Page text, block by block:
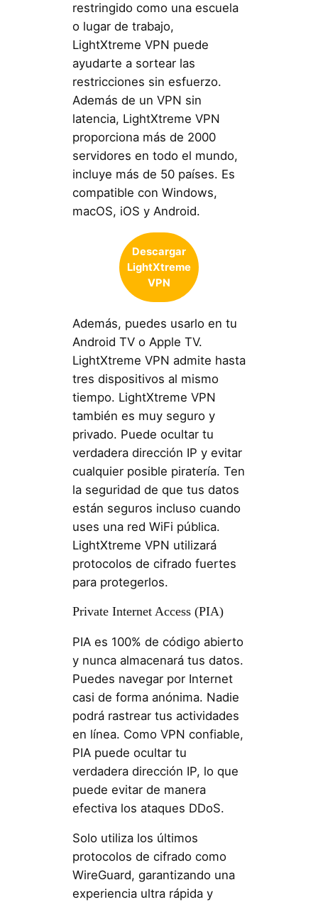
restringido como una escuela
o lugar de trabajo,
LightXtreme VPN puede
ayudarte a sortear las
restricciones sin esfuerzo.
Además de un VPN sin
latencia, LightXtreme VPN
proporciona más de 2000
servidores en todo el mundo,
incluye más de 50 países. Es
compatible con Windows,
macOS, iOS y Android.
Descargar
LightXtreme
VPN
Además, puedes usarlo en tu
Android TV o Apple TV.
LightXtreme VPN admite hasta
tres dispositivos al mismo
tiempo. LightXtreme VPN
también es muy seguro y
privado. Puede ocultar tu
verdadera dirección IP y evitar
cualquier posible piratería. Ten
la seguridad de que tus datos
están seguros incluso cuando
uses una red WiFi pública.
LightXtreme VPN utilizará
protocolos de cifrado fuertes
para protegerlos.
Private Internet Access (PIA)
PIA es 100% de código abierto
y nunca almacenará tus datos.
Puedes navegar por Internet
casi de forma anónima. Nadie
podrá rastrear tus actividades
en línea. Como VPN confiable,
PIA puede ocultar tu
verdadera dirección IP, lo que
puede evitar de manera
efectiva los ataques DDoS.
Solo utiliza los últimos
protocolos de cifrado como
WireGuard, garantizando una
experiencia ultra rápida y